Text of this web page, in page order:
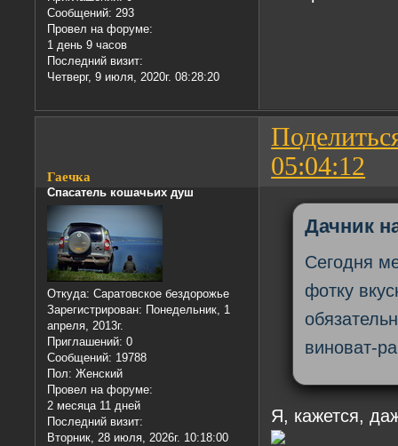
Сообщений: 293
Провел на форуме:
1 день 9 часов
Последний визит:
Четверг, 9 июля, 2020г. 08:28:20
05:04:12
Гаечка
Спасатель кошачьих душ
Откуда: Саратовское бездорожье
Зарегистрирован: Понедельник, 1
апреля, 2013г.
Приглашений: 0
Сообщений: 19788
Пол: Женский
Провел на форуме:
2 месяца 11 дней
Последний визит:
Вторник, 28 июля, 2026г. 10:18:00
Дачник
Сегодня
фотку
виноват-
Я, кажется,